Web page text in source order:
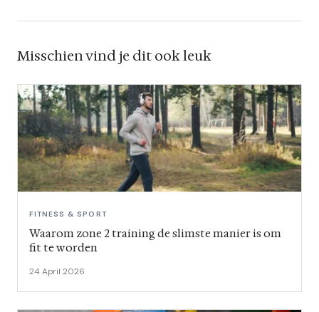
Misschien vind je dit ook leuk
FITNESS & SPORT
Waarom zone 2 training de slimste manier is om
fit te worden
24 April 2026